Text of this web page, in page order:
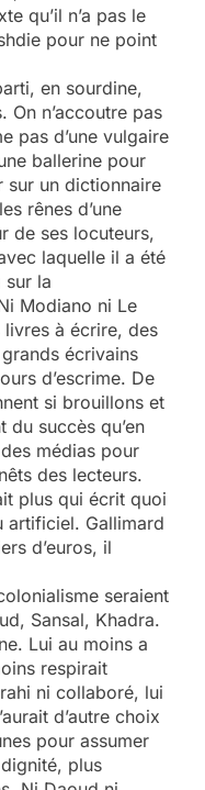
qu’il n’a pas le
pour ne point
en sourdine,
On n’accoutre pas
pas d’une vulgaire
ballerine pour
sur un dictionnaire
rênes d’une
de ses locuteurs,
laquelle il a été
sur la
Modiano ni Le
livres à écrire, des
écrivains
d’escrime. De
si brouillons et
du succès qu’en
médias pour
des lecteurs.
plus qui écrit quoi
artificiel. Gallimard
d’euros, il
seraient
Sansal, Khadra.
Lui au moins a
respirait
ni collaboré, lui
d’autre choix
pour assumer
plus